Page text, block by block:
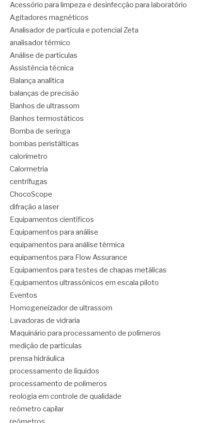
Acessório para limpeza e desinfecção para laboratório
Agitadores magnéticos
Analisador de partícula e potencial Zeta
analisador térmico
Análise de partículas
Assistência técnica
Balança analítica
balanças de precisão
Banhos de ultrassom
Banhos termostáticos
Bomba de seringa
bombas peristálticas
calorímetro
Calormetria
centrífugas
ChocoScope
difração a laser
Equipamentos científicos
Equipamentos para análise
equipamentos para análise térmica
equipamentos para Flow Assurance
Equipamentos para testes de chapas metálicas
Equipamentos ultrassônicos em escala piloto
Eventos
Homogeneizador de ultrassom
Lavadoras de vidraria
Maquinário para processamento de polímeros
medição de partículas
prensa hidráulica
processamento de líquidos
processamento de polímeros
reologia em controle de qualidade
reômetro capilar